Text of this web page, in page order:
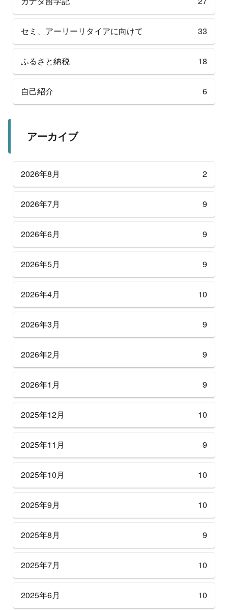
セミ、アーリーリタイアに向けて 33
ふるさと納税 18
自己紹介 6
アーカイブ
2026年8月 2
2026年7月 9
2026年6月 9
2026年5月 9
2026年4月 10
2026年3月 9
2026年2月 9
2026年1月 9
2025年12月 10
2025年11月 9
2025年10月 10
2025年9月 10
2025年8月 9
2025年7月 10
2025年6月 10